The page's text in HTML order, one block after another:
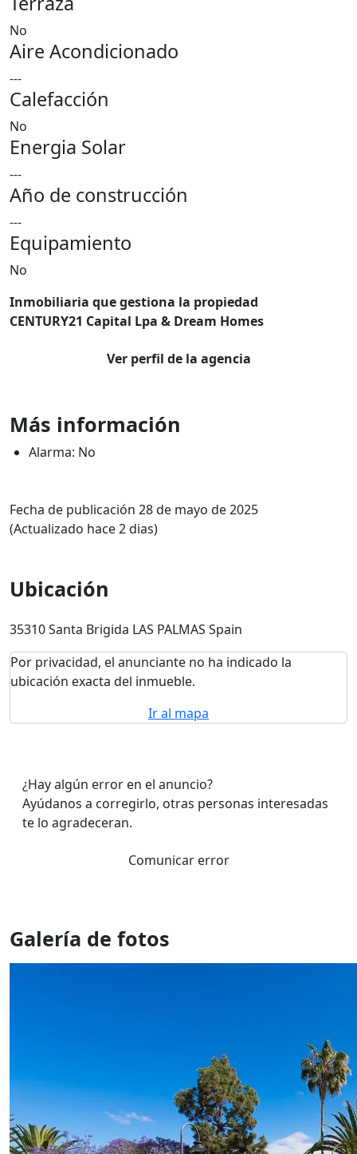
No
Aire Acondicionado
---
Calefacción
No
Energia Solar
---
Año de construcción
---
Equipamiento
No
Inmobiliaria que gestiona la propiedad
CENTURY21 Capital Lpa & Dream Homes
Ver perfil de la agencia
Más información
Alarma: No
Fecha de publicación 28 de mayo de 2025
(Actualizado hace 2 dias)
Ubicación
35310 Santa Brigida LAS PALMAS Spain
Por privacidad, el anunciante no ha indicado la
ubicación exacta del inmueble.
Ir al mapa
¿Hay algún error en el anuncio?
Ayúdanos a corregirlo, otras personas interesadas
te lo agradeceran.
Comunicar error
Galería de fotos